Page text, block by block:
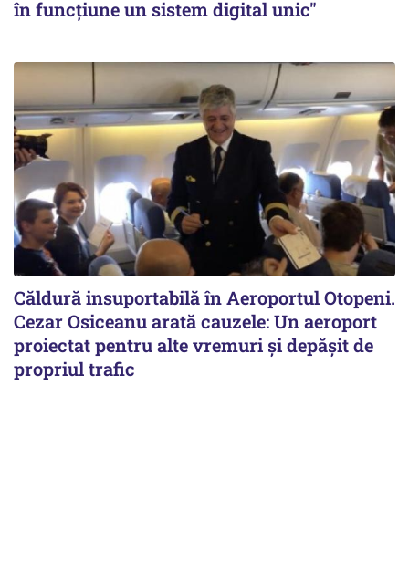
în funcțiune un sistem digital unic"
Căldură insuportabilă în Aeroportul Otopeni.
Cezar Osiceanu arată cauzele: Un aeroport
proiectat pentru alte vremuri și depășit de
propriul trafic